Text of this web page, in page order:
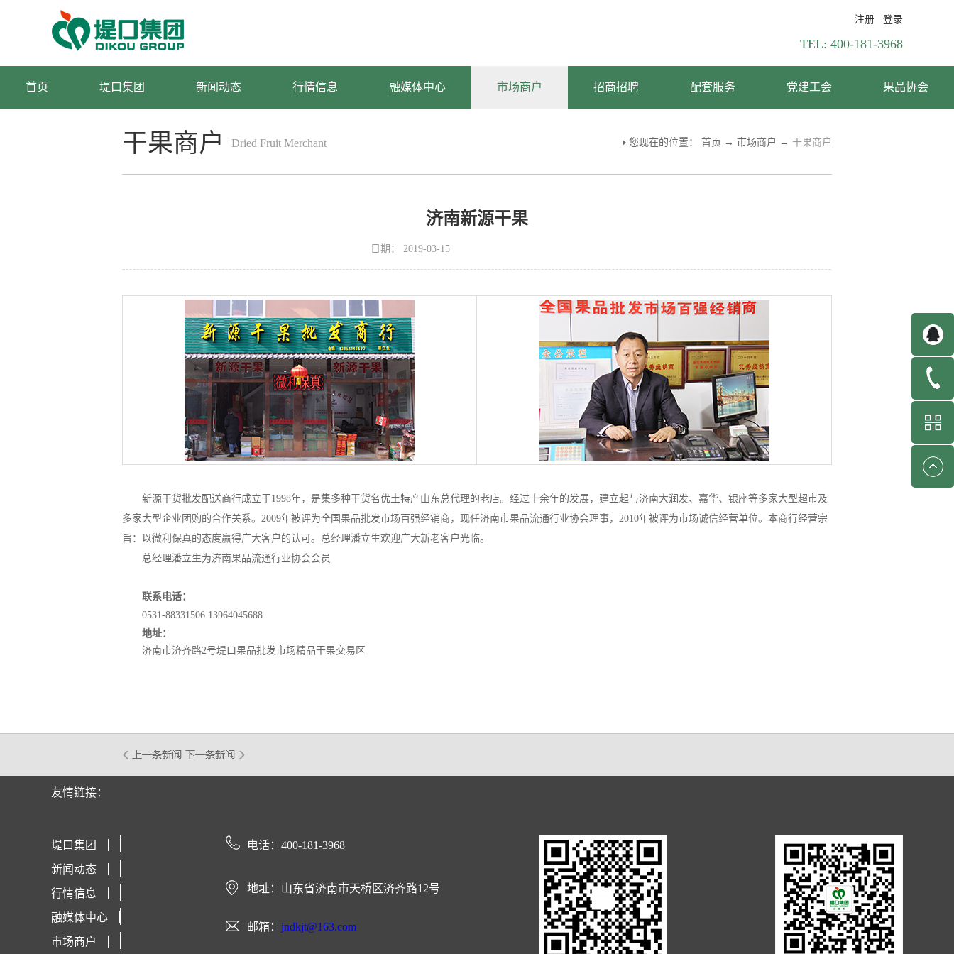
登录
注册
TEL: 400-181-3968
首页 堤口集团 新闻动态 行情信息 融媒体中心 市场商户 招商招聘 配套服务 党建工会 果品协会
干果商户 Dried Fruit Merchant 您现在的位置： 首页 → 市场商户 → 干果商户
济南新源干果
日期： 2019-03-15
新源干货批发配送商行成立于1998年，是集多种干货名优土特产山东总代理的老店。经过十余年的发展，建立起与济南大润发、嘉华、银座等多家大型超市及
多家大型企业团购的合作关系。2009年被评为全国果品批发市场百强经销商，现任济南市果品流通行业协会理事，2010年被评为市场诚信经营单位。本商行经营宗
旨：以微利保真的态度赢得广大客户的认可。总经理潘立生欢迎广大新老客户光临。
总经理潘立生为济南果品流通行业协会会员
联系电话：
0531-88331506 13964045688
地址：
济南市济齐路2号堤口果品批发市场精品干果交易区
友情链接：
堤口集团
新闻动态
行情信息
融媒体中心
市场商户
电话：400-181-3968
地址：山东省济南市天桥区济齐路12号
邮箱： jndkjt@163.com